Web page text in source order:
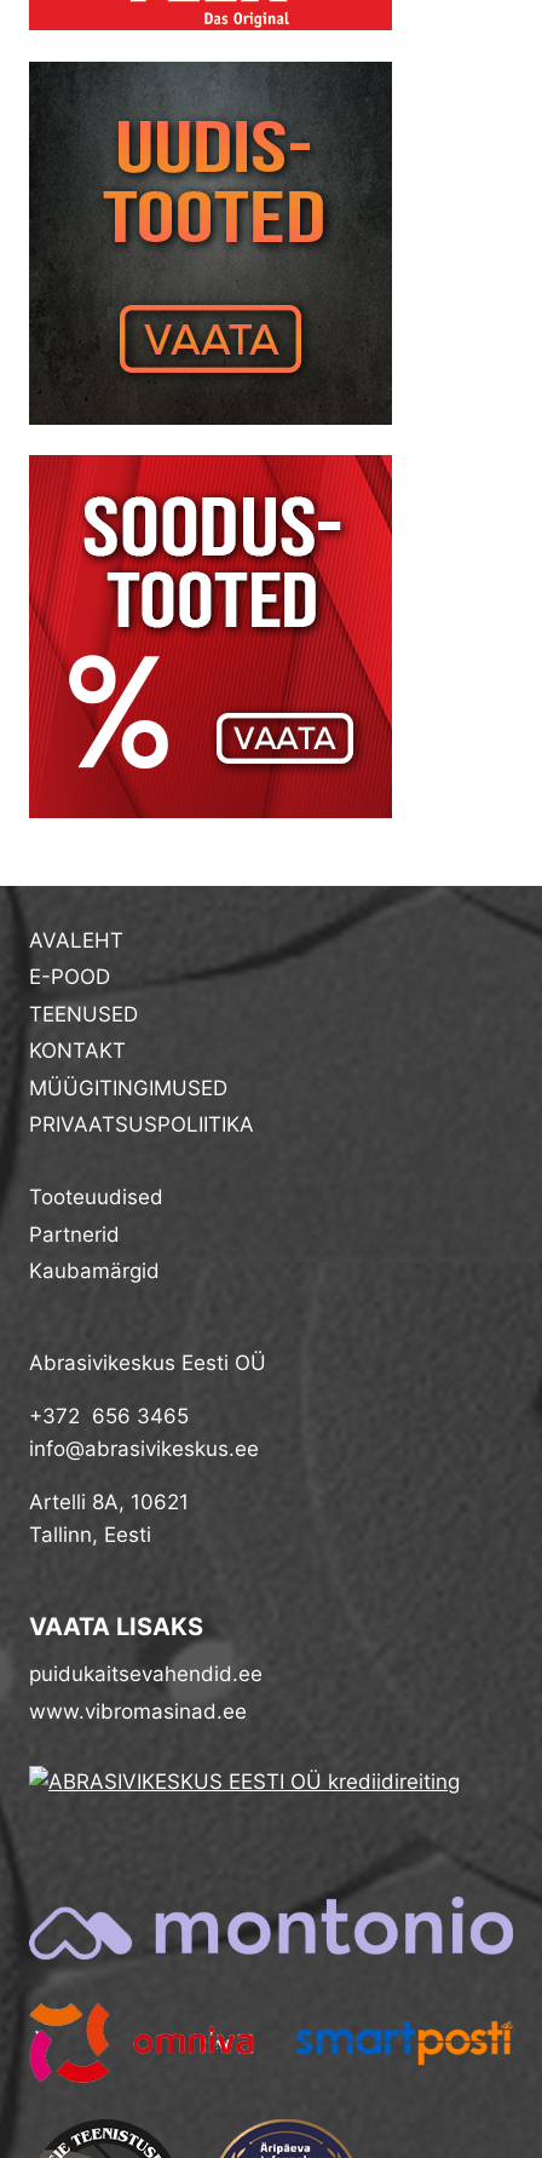
AVALEHT
E-POOD
TEENUSED
KONTAKT
MÜÜGITINGIMUSED
PRIVAATSUSPOLIITIKA
Tooteuudised
Partnerid
Kaubamärgid
Abrasivikeskus Eesti OÜ
+372 656 3465
info@abrasivikeskus.ee
Artelli 8A, 10621
Tallinn, Eesti
VAATA LISAKS
puidukaitsevahendid.ee
www.vibromasinad.ee